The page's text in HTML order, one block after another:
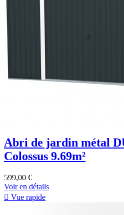
Abri de jardin métal
Colossus 9.69m²
599,00 €
Voir en détails
 Vue rapide